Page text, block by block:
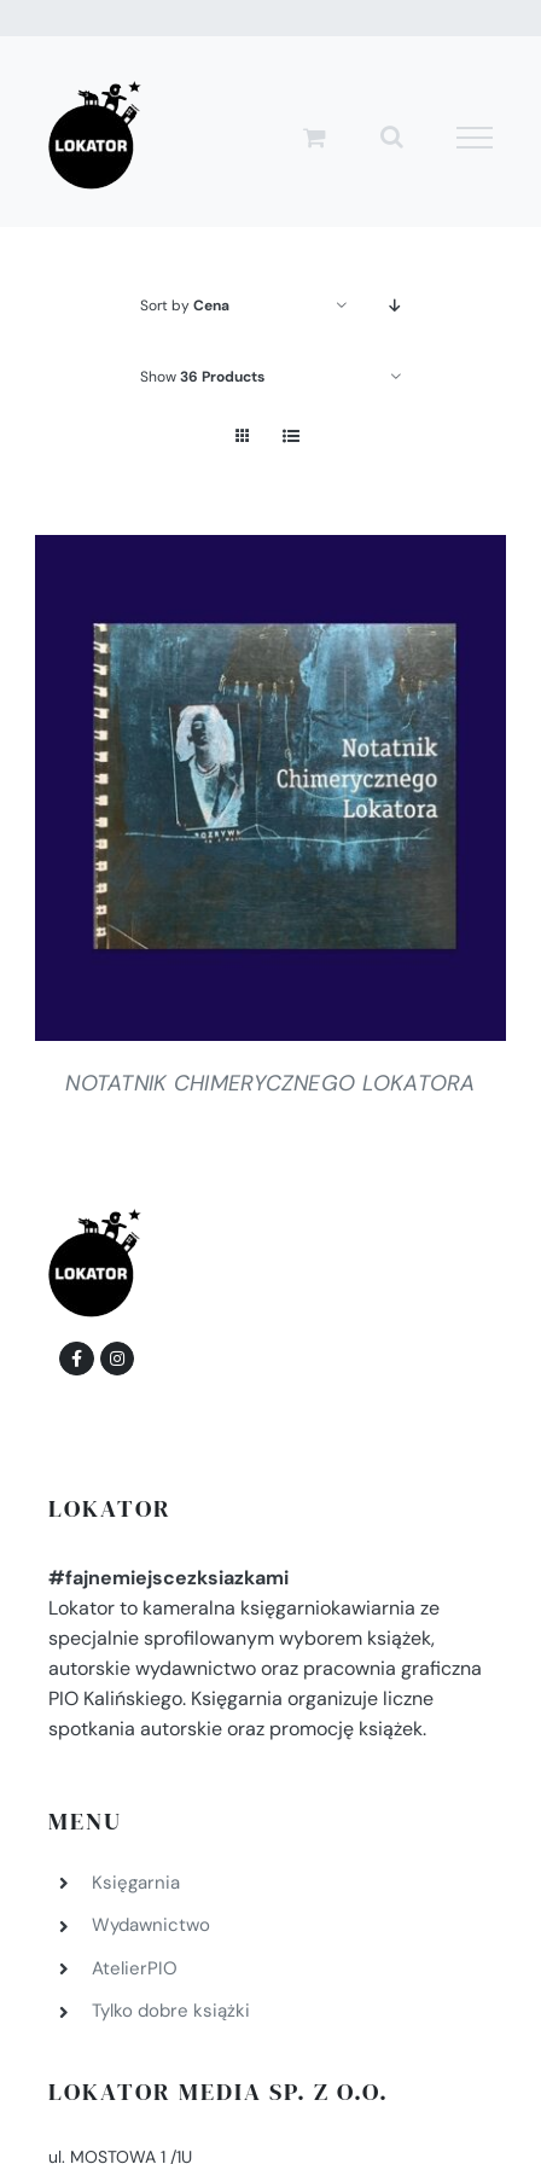
zawartości
Sort byCena
Show36 Products
SZCZEGÓŁY
NOTATNIK CHIMERYCZNEGO LOKATORA
LOKATOR
#fajnemiejscezksiazkami
Lokator to kameralna księgarniokawiarnia ze
specjalnie sprofilowanym wyborem książek,
autorskie wydawnictwo oraz pracownia graficzna
PIO Kalińskiego. Księgarnia organizuje liczne
spotkania autorskie oraz promocję książek.
MENU
Księgarnia
Wydawnictwo
AtelierPIO
Tylko dobre książki
LOKATOR MEDIA SP. Z O.O.
ul. MOSTOWA 1 /1U